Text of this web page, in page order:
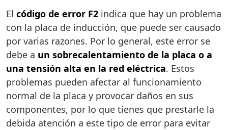
El código de error F2 indica que hay un problema
con la placa de inducción, que puede ser causado
por varias razones. Por lo general, este error se
debe a un sobrecalentamiento de la placa o a
una tensión alta en la red eléctrica. Estos
problemas pueden afectar al funcionamiento
normal de la placa y provocar daños en sus
componentes, por lo que tienes que prestarle la
debida atención a este tipo de error para evitar